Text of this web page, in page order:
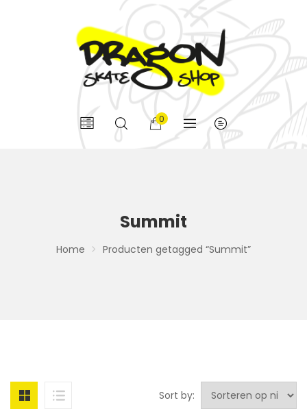
0
Summit
Home Producten getagged “Summit”
Sort by: